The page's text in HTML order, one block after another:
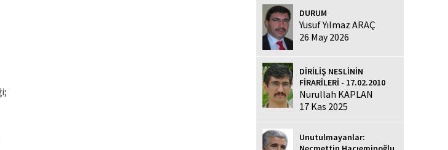
DURUM
Yusuf Yılmaz ARAÇ
26 May 2026
DİRİLİŞ NESLİNİN
FİRARÎLERİ - 17.02.2010
Nurullah KAPLAN
17 Kas 2025
Unutulmayanlar: